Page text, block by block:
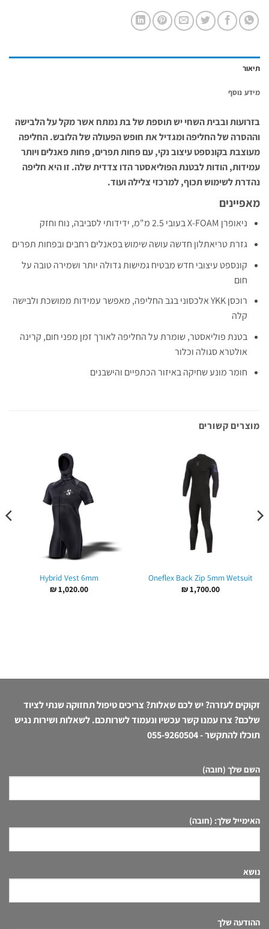
תיאור
מידע נוסף
בזרועות ובבית השחי יש תוספת של בת נמתח אשר מקל על הלבישה
וההסרה של החליפה ומגדיל את חופש הפעולה של הלובש. החליפה
מעוצבת בקונספט עיצוב נקי, עם פחות תפרים, פחות פאנלים ויותר
עמידות, הודות לבטנת הפוליאסטר הדו צדדית שלה. זו היא חליפה
נהדרת לשימוש תכוף, למרכזי צלילה ועוד.
מאפיינים
ניאופרן X-FOAM בעובי 2.5 מ"מ, ידידותי לסביבה, נוח וחזק
גזרת טריאתלון חדשה עושה שימוש בפאנלים רחבים ובפחות תפרים
קונספט עיצובי חדש מבטיח גמישות גדולה יותר ושמירה טובה על
חום
רוכסן YKK אלכסוני בגב החליפה, מאפשר עמידות ממושכת ולבישה
קלה
בטנת פוליאסטר, שומרת על החליפה לאורך זמן מפני חום, קרינה
אולטרא סגולה וכלור
חומר מונע שחיקה באיזור הכתפיים והישבנים
מוצרים קשורים
Oneflex Back Zip 5mm Wetsuit
₪1,700.00
Hybrid Vest 6mm
₪1,020.00
זקוקים לעזרה? יש לכם שאלות? צריכים טיפול תחזוקה שנתי לציוד
שלכם? צרו עמנו קשר עכשיו ונעמוד לשרותכם. לשאלות ושירות נגיש
תוכלו להתקשר -055-9260504
השם שלך (חובה)
האימייל שלך: (חובה)
נושא
ההודעה שלך